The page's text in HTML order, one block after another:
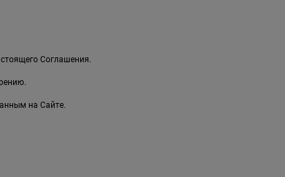
Соглашения.
на Сайте.